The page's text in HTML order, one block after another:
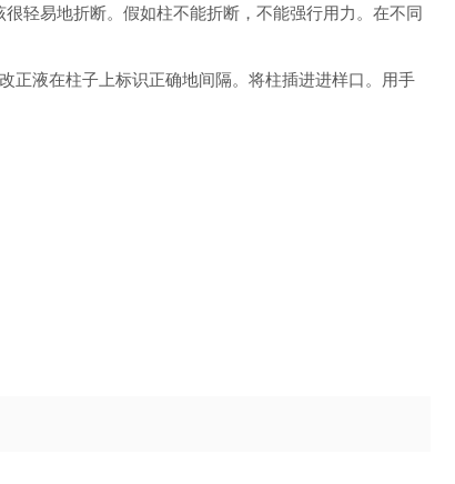
轻易地折断。假如柱不能折断，不能强行用力。在不同
正液在柱子上标识正确地间隔。将柱插进进样口。用手